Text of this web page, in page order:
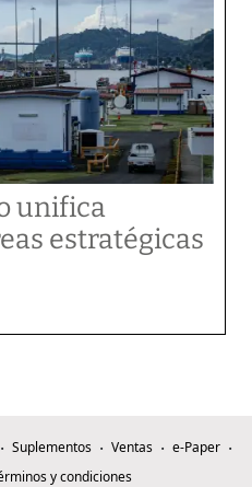
unifica
estratégicas
Suplementos Ventas
e-Paper
y condiciones